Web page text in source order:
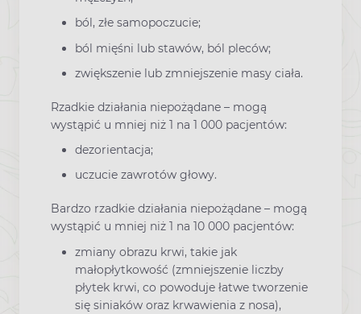
ból, złe samopoczucie;
ból mięśni lub stawów, ból pleców;
zwiększenie lub zmniejszenie masy ciała.
Rzadkie działania niepożądane – mogą
wystąpić u mniej niż 1 na 1 000 pacjentów:
dezorientacja;
uczucie zawrotów głowy.
Bardzo rzadkie działania niepożądane – mogą
wystąpić u mniej niż 1 na 10 000 pacjentów:
zmiany obrazu krwi, takie jak
małopłytkowość (zmniejszenie liczby
płytek krwi, co powoduje łatwe tworzenie
się siniaków oraz krwawienia z nosa),